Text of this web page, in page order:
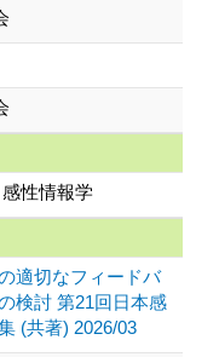
性情報学
適切なフィードバ
検討 第21回日本感
(共著) 2026/03